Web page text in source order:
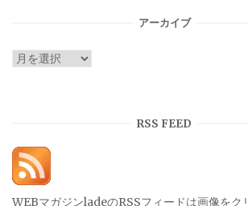
アーカイブ
ア
RSS FEED
WEBマガジンladeのRSSフィードは画像をク